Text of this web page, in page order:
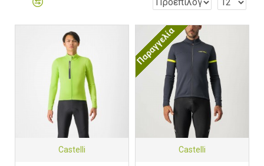
Castelli
Παραγγελία
Castelli